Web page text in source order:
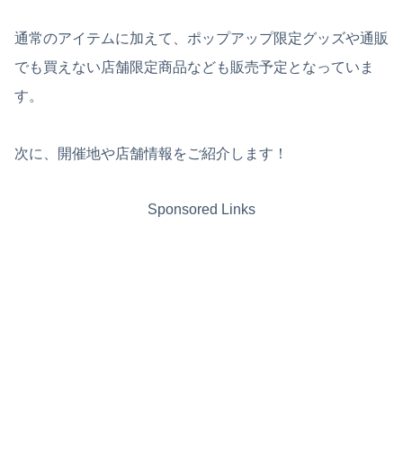
通常のアイテムに加えて、ポップアップ限定グッズや通販
でも買えない店舗限定商品なども販売予定となっていま
す。
次に、開催地や店舗情報をご紹介します！
Sponsored Links